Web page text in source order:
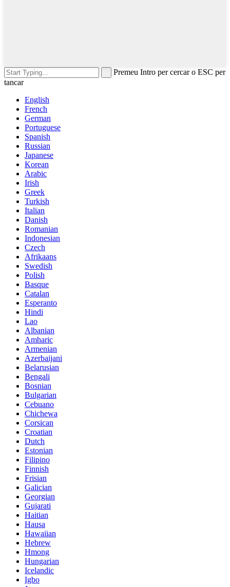
Premeu Intro per cercar o ESC per
tancar
English
French
German
Portuguese
Spanish
Russian
Japanese
Korean
Arabic
Irish
Greek
Turkish
Italian
Danish
Romanian
Indonesian
Czech
Afrikaans
Swedish
Polish
Basque
Catalan
Esperanto
Hindi
Lao
Albanian
Amharic
Armenian
Azerbaijani
Belarusian
Bengali
Bosnian
Bulgarian
Cebuano
Chichewa
Corsican
Croatian
Dutch
Estonian
Filipino
Finnish
Frisian
Galician
Georgian
Gujarati
Haitian
Hausa
Hawaiian
Hebrew
Hmong
Hungarian
Icelandic
Igbo